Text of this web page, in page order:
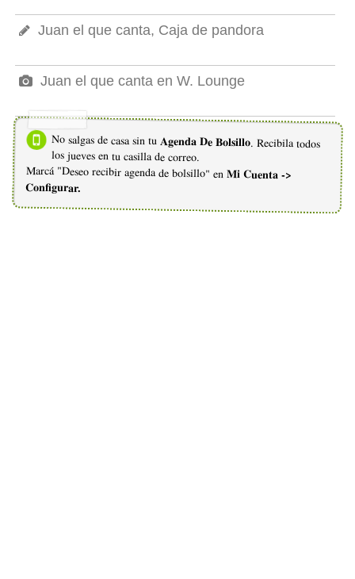
Juan el que canta, Caja de pandora
Juan el que canta en W. Lounge
No salgas de casa sin tu Agenda De Bolsillo. Recibila todos
los jueves en tu casilla de correo.
Marcá "Deseo recibir agenda de bolsillo" en Mi Cuenta ->
Configurar.